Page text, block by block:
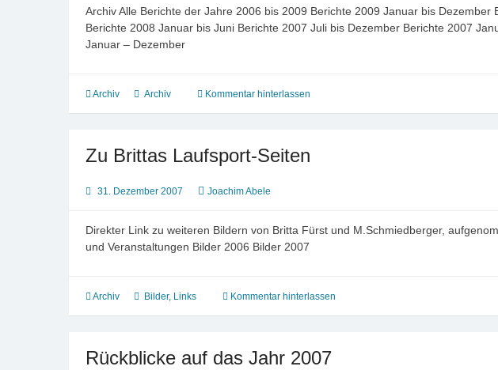
Archiv Alle Berichte der Jahre 2006 bis 2009 Berichte 2009 Januar bis Dezember
Berichte 2008 Januar bis Juni Berichte 2007 Juli bis Dezember Berichte 2007
Januar – Dezember
Archiv Archiv Kommentar hinterlassen
Zu Brittas Laufsport-Seiten
31. Dezember 2007 Joachim Abele
Direkter Link zu weiteren Bildern von Britta Fürst und M.Schmiedberger,
und Veranstaltungen Bilder 2006 Bilder 2007
Archiv Bilder, Links Kommentar hinterlassen
Rückblicke auf das Jahr 2007